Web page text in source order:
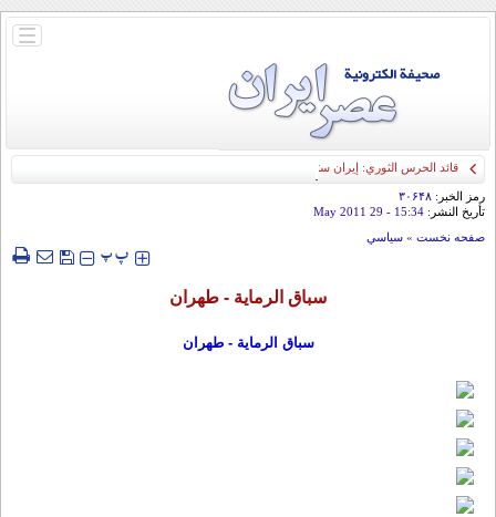
باز
قائد الحرس الثوري: إيران ستدمر أمريكا وإسرائيل والسعودية إذا تجاوزت خطوط طهران
الحمراء
رمز الخبر: ۳۰۶۴۸
تأريخ النشر: 15:34
- 29 May 2011
صفحه نخست » سياسي
‍‍‍ پپ
سباق الرمایة - طهران
سباق الرمایة - طهران